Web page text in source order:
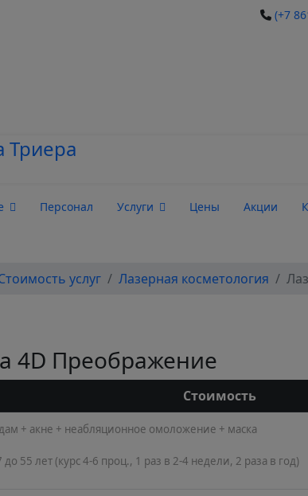
(+7
Персонал Услуги Цены Акции
услуг Лазерная косметология
4D Преображение
Стоимость
+ акне + неабляционное омоложение + маска
до 55 лет (курс 4-6 проц., 1 раз в 2-4 недели, 2 раза в год)